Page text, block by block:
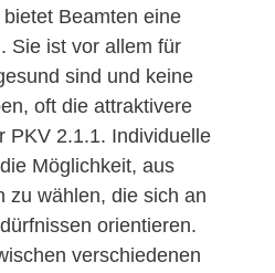
Beamten eine
Sie ist vor allem für
sind und keine
oft die attraktivere
PKV 2.1.1. Individuelle
Möglichkeit, aus
zu wählen, die sich an
orientieren.
verschiedenen